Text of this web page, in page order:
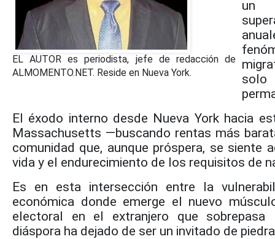
EL AUTOR es periodista, jefe de redacción de
ALMOMENTO.NET. Reside en Nueva York.
un
solo
El éxodo interno desde Nueva York hacia
Massachusetts —buscando rentas más
comunidad que, aunque próspera, se siente
vida y el endurecimiento de los requisitos de
Es en esta intersección entre la
económica donde emerge el nuevo
electoral en el extranjero que
diáspora ha dejado de ser un invitado de